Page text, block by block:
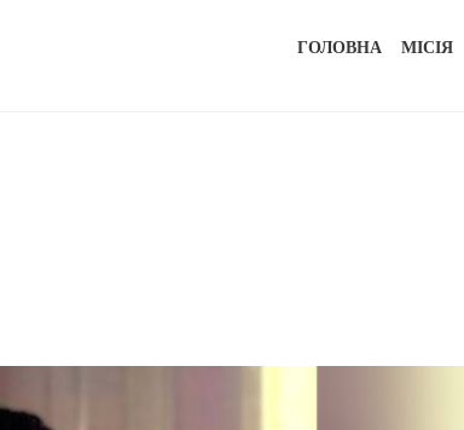
ГОЛОВНА МІСІЯ